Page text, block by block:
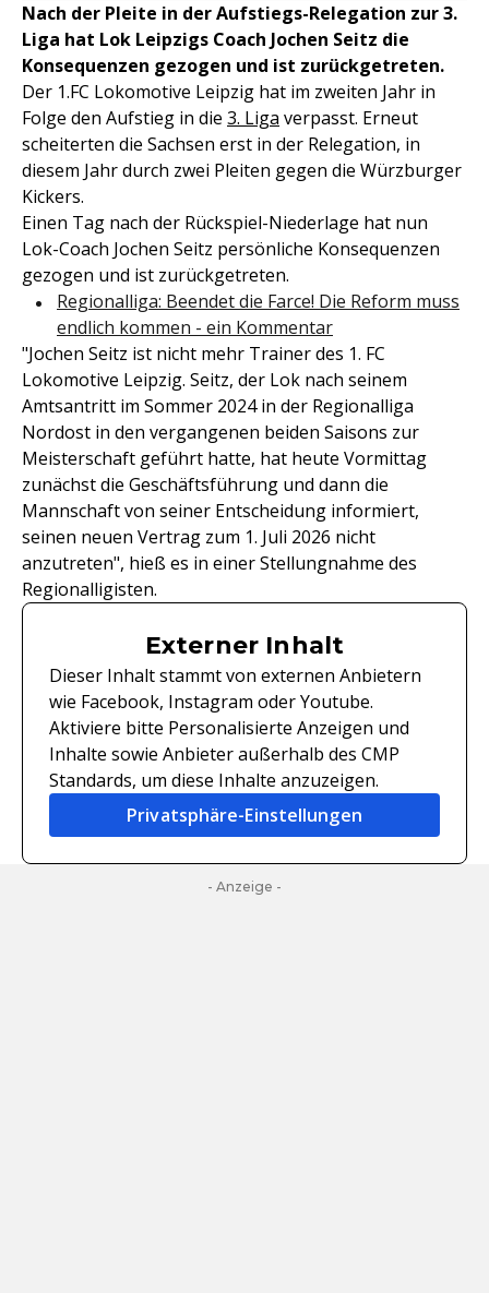
Nach der Pleite in der Aufstiegs-Relegation zur 3.
Liga hat Lok Leipzigs Coach Jochen Seitz die
Konsequenzen gezogen und ist zurückgetreten.
Der 1.FC Lokomotive Leipzig hat im zweiten Jahr in
Folge den Aufstieg in die 3. Liga verpasst. Erneut
scheiterten die Sachsen erst in der Relegation, in
diesem Jahr durch zwei Pleiten gegen die Würzburger
Kickers.
Einen Tag nach der Rückspiel-Niederlage hat nun
Lok-Coach Jochen Seitz persönliche Konsequenzen
gezogen und ist zurückgetreten.
Regionalliga: Beendet die Farce! Die Reform muss
endlich kommen - ein Kommentar
"Jochen Seitz ist nicht mehr Trainer des 1. FC
Lokomotive Leipzig. Seitz, der Lok nach seinem
Amtsantritt im Sommer 2024 in der Regionalliga
Nordost in den vergangenen beiden Saisons zur
Meisterschaft geführt hatte, hat heute Vormittag
zunächst die Geschäftsführung und dann die
Mannschaft von seiner Entscheidung informiert,
seinen neuen Vertrag zum 1. Juli 2026 nicht
anzutreten", hieß es in einer Stellungnahme des
Regionalligisten.
Externer Inhalt
Dieser Inhalt stammt von externen Anbietern
wie Facebook, Instagram oder Youtube.
Aktiviere bitte Personalisierte Anzeigen und
Inhalte sowie Anbieter außerhalb des CMP
Standards, um diese Inhalte anzuzeigen.
Privatsphäre-Einstellungen
- Anzeige -